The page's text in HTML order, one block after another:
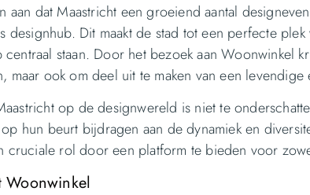
aan dat Maastricht een groeiend aantal
designhub. Dit maakt de stad tot een perfecte
centraal staan. Door het bezoek aan Woonwinkel
maar ook om deel uit te maken van een
op de designwereld is niet te
hun beurt bijdragen aan de dynamiek en
cruciale rol door een platform te bieden voor